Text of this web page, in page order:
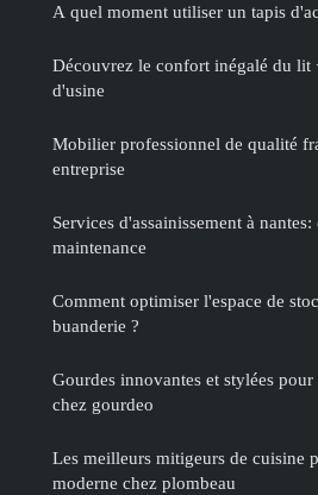
A quel moment utiliser un tapis
Découvrez le confort inégalé du lit
d'usine
Mobilier professionnel de qualité
entreprise
Services d'assainissement à
maintenance
Comment optimiser l'espace de
buanderie ?
Gourdes innovantes et stylées
chez gourdeo
Les meilleurs mitigeurs de cuisine
moderne chez plombeau